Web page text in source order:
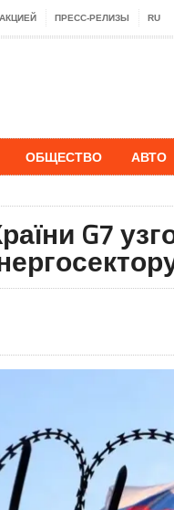
ПРЕСС-РЕЛИЗЫ RU
ОБЩЕСТВО АВТО
G7